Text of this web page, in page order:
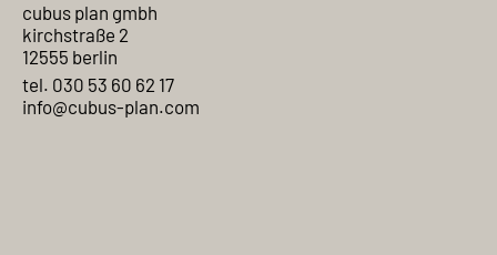
cubus plan gmbh
kirchstraße 2
12555 berlin
tel. 030 53 60 62 17
info@cubus-plan.com